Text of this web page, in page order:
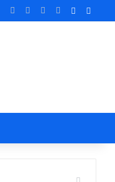
Facebook YouTubeInstagram
Log In